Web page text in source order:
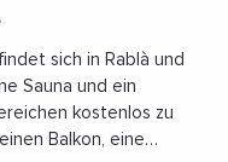
sich in Rablà und
Sauna und ein
kostenlos zu
Balkon, eine